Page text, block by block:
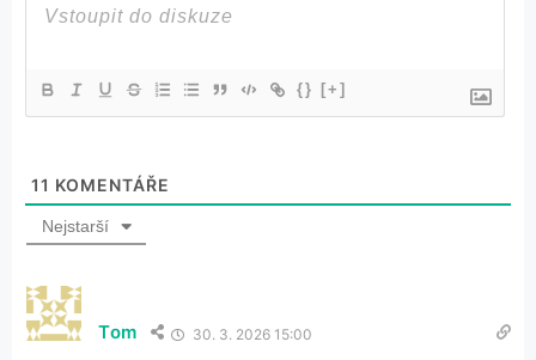
{} [+]
11 KOMENTÁŘE
Nejstarší
Tom 30. 3. 2026 15:00